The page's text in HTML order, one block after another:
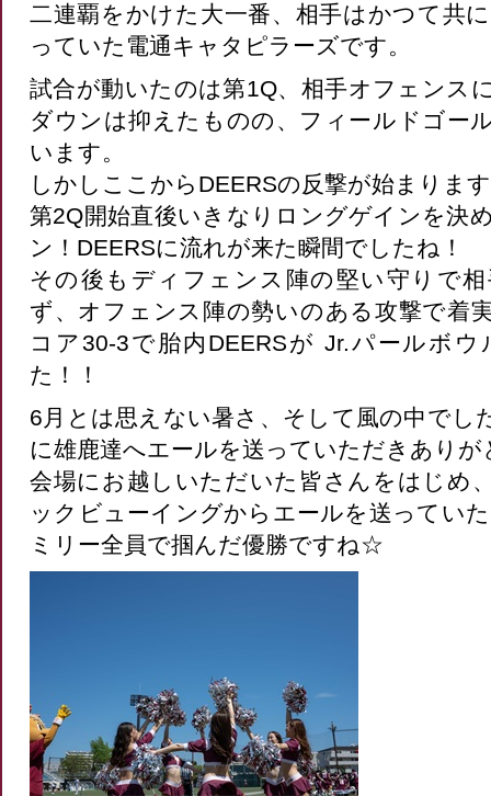
二連覇をかけた大一番、相手はかつて共
っていた電通キャタピラーズです。
試合が動いたのは第1Q、相手オフェンス
ダウンは抑えたものの、フィールドゴー
います。
しかしここからDEERSの反撃が始まりま
第2Q開始直後いきなりロングゲインを決
ン！DEERSに流れが来た瞬間でしたね！
その後もディフェンス陣の堅い守りで
ず、オフェンス陣の勢いのある攻撃で着
コア30-3で胎内DEERSが Jr.パールボ
た！！
6月とは思えない暑さ、そして風の中でし
に雄鹿達へエールを送っていただきあり
会場にお越しいただいた皆さんをはじめ
ックビューイングからエールを送ってい
ミリー全員で掴んだ優勝ですね☆